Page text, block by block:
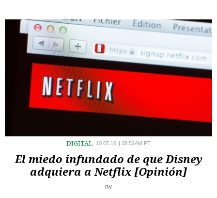
DIGITAL 10.07.16 08:52AM PT
El miedo infundado de que Disney
adquiera a Netflix [Opinión]
BY